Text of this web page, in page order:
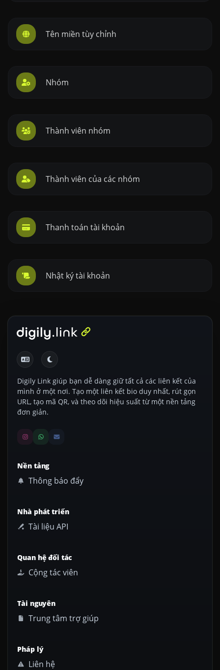
Tên miền tùy chỉnh
Nhóm
Thành viên nhóm
Thành viên của các nhóm
Thanh toán tài khoản
Nhật ký tài khoản
Digily Link giúp bạn dễ dàng giữ tất cả các liên kết của
mình ở một nơi. Tạo một liên kết bio duy nhất, rút gọn
URL, tạo mã QR, và theo dõi hiệu suất từ một nền tảng
đơn giản.
Nền tảng
Thông báo đẩy
Nhà phát triển
Tài liệu API
Quan hệ đối tác
Cộng tác viên
Tài nguyên
Trung tâm trợ giúp
Pháp lý
Liên hệ